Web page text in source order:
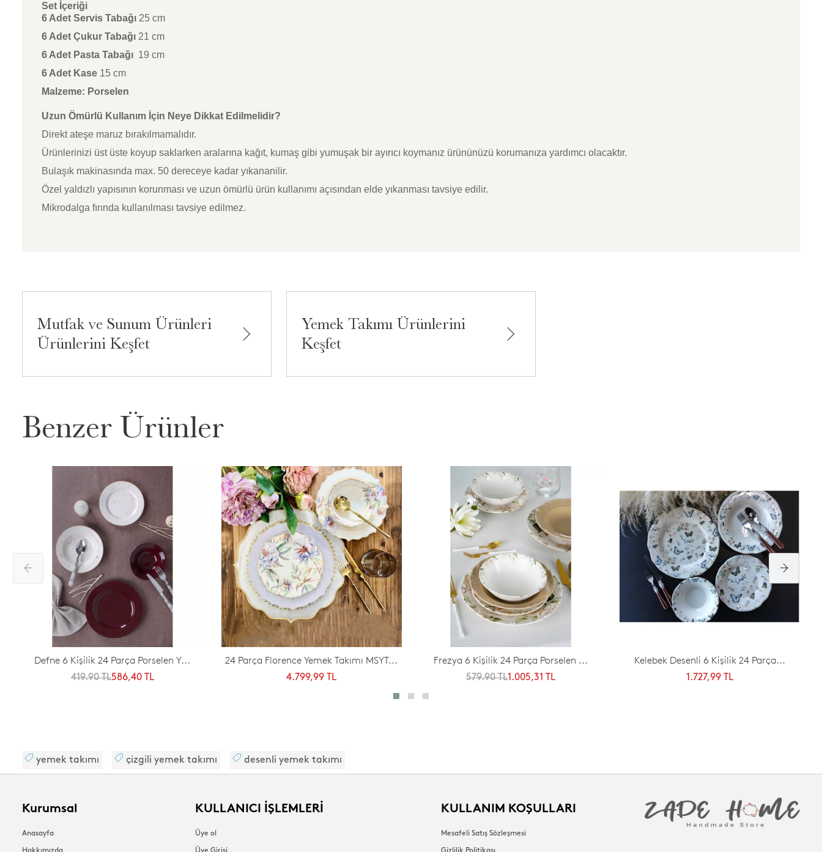
Set İçeriği
6 Adet Servis Tabağı 25 cm
6 Adet Çukur Tabağı 21 cm
6 Adet Pasta Tabağı 19 cm
6 Adet Kase 15 cm
Malzeme: Porselen
Uzun Ömürlü Kullanım İçin Neye Dikkat Edilmelidir?
Direkt ateşe maruz bırakılmamalıdır.
Ürünlerinizi üst üste koyup saklarken aralarına kağıt, kumaş gibi yumuşak bir ayırıcı koymanız ürününüzü korumanıza yardımcı olacaktır.
Bulaşık makinasında max. 50 dereceye kadar yıkananilir.
Özel yaldızlı yapısının korunması ve uzun ömürlü ürün kullanımı açısından elde yıkanması tavsiye edilir.
Mikrodalga fırında kullanılması tavsiye edilmez.
Mutfak ve Sunum Ürünleri
Ürünlerini Keşfet
Yemek Takımı Ürünlerini
Keşfet
Benzer Ürünler
Defne 6 Kişilik 24 Parça Porselen Y...
419.90 TL586,40 TL
24 Parça Florence Yemek Takımı MSYT...
4.799,99 TL
Frezya 6 Kişilik 24 Parça Porselen ...
579.90 TL1.005,31 TL
Kelebek Desenli 6 Kişilik 24 Parça...
1.727,99 TL
yemek takımı çizgili yemek takımı desenli yemek takımı
Kurumsal
Anasayfa
Hakkımızda
KULLANICI İŞLEMLERİ
Üye ol
Üye Girişi
KULLANIM KOŞULLARI
Mesafeli Satış Sözleşmesi
Gizlilik Politikası